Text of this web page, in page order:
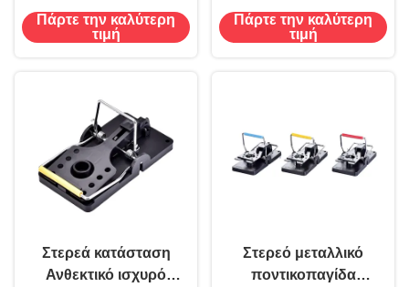
ενέργεια Κρεμάστης
παγίδα σφήκας για τον
Πάρτε την καλύτερη
τιμή
ποντικοκτόνο Snap Rat
Trap Charger Δεν ισχύει
Πάρτε την καλύτερη
τιμή
Στερεά κατάσταση
Ανθεκτικό ισχυρό
Στερεό μεταλλικό
ποντικοπαγίδα